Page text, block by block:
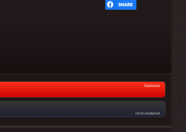
Startseite
nicht moderiert